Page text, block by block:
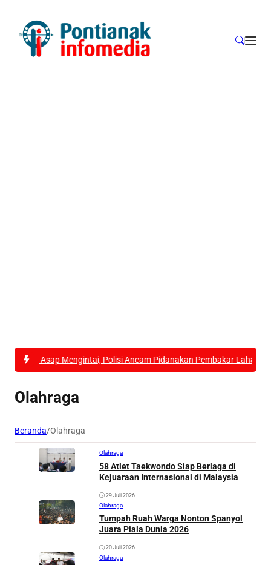
Asap Mengintai, Polisi Ancam Pidanakan Pembakar Lahan di Kubu
Olahraga
Beranda/Olahraga
Olahraga
58 Atlet Taekwondo Siap Berlaga di
Kejuaraan Internasional di Malaysia
29 Juli 2026
Olahraga
Tumpah Ruah Warga Nonton Spanyol
Juara Piala Dunia 2026
20 Juli 2026
Olahraga